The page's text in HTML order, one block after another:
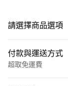
請選擇商品選項
付款與運送方式
超取免運費